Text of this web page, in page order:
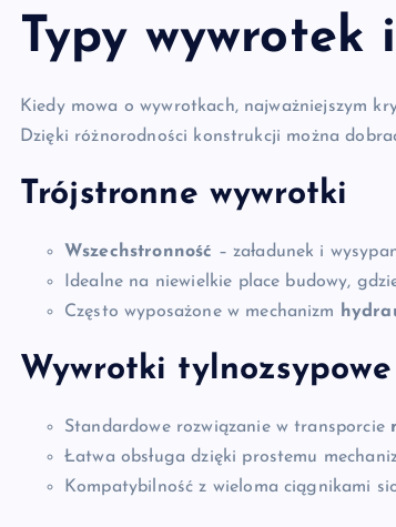
Typy wywrotek
Kiedy mowa o wywrotkach, najważniejszym
Dzięki różnorodności konstrukcji można
Trójstronne wywrotki
Wszechstronność – załadunek i
Idealne na niewielkie place budowy,
Często wyposażone w mechanizm
Wywrotki tylnozsypowe
Standardowe rozwiązanie w transporcie
Łatwa obsługa dzięki prostemu
Kompatybilność z wieloma ciągnikami